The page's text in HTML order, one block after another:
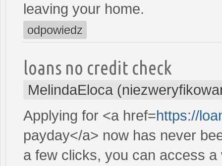
leaving your home.
odpowiedz
loans no credit check
MelindaEloca
Applying for <a href=https://
payday</a> now has never
a few clicks, you can access